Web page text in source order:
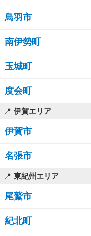
鳥羽市
南伊勢町
玉城町
度会町
伊賀エリア
伊賀市
名張市
東紀州エリア
尾鷲市
紀北町